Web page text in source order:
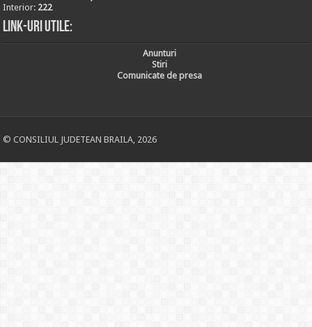
Interior: 222
Link-uri utile:
Anunturi
Stiri
Comunicate de presa
© CONSILIUL JUDETEAN BRAILA, 2026